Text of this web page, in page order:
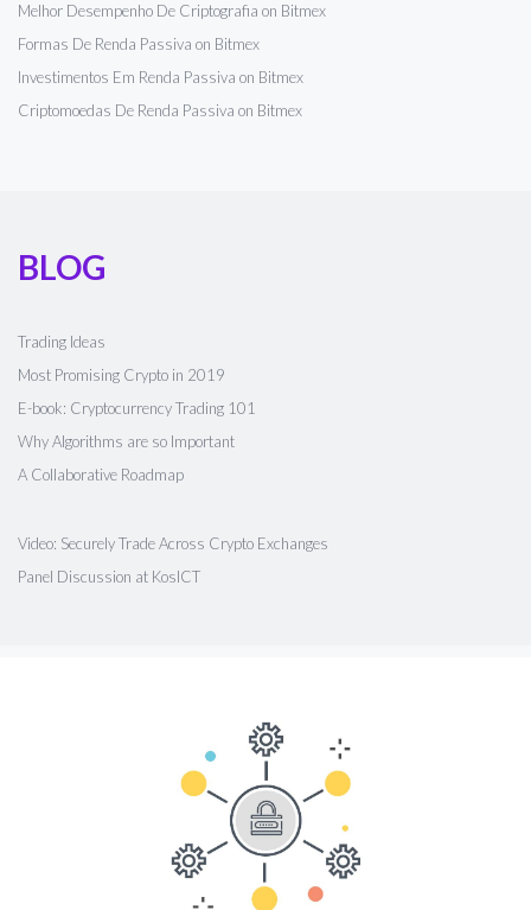
Melhor Desempenho De Criptografia on Bitmex
Formas De Renda Passiva on Bitmex
Investimentos Em Renda Passiva on Bitmex
Criptomoedas De Renda Passiva on Bitmex
BLOG
Trading Ideas
Most Promising Crypto in 2019
E-book: Cryptocurrency Trading 101
Why Algorithms are so Important
A Collaborative Roadmap
Video: Securely Trade Across Crypto Exchanges
Panel Discussion at KosICT